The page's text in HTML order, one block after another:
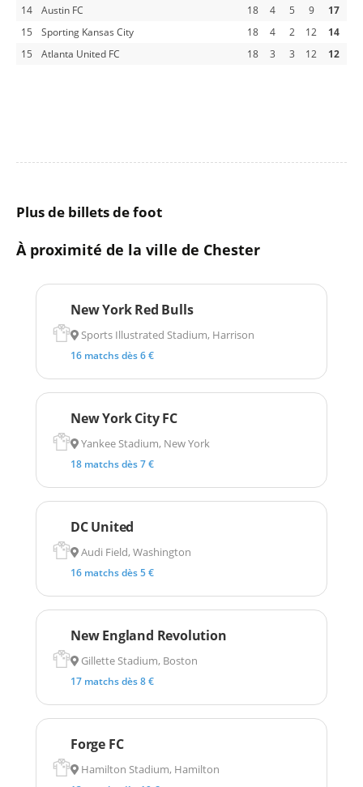
14 Austin FC 18 4 5 9
17
15
Sporting Kansas City 18 4 2 12
14
15
Atlanta United FC 18 3 3 12 12
Plus de billets de foot
À proximité de la ville de Chester
New York Red Bulls
Sports Illustrated Stadium, Harrison
16 matchs dès 6 €
New York City FC
Yankee Stadium, New York
18 matchs dès 7 €
DC United
Audi Field, Washington
16 matchs dès 5 €
New England Revolution
Gillette Stadium, Boston
17 matchs dès 8 €
Forge FC
Hamilton Stadium, Hamilton